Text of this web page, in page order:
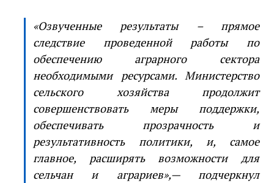
«Озвученные результаты – прямое
следствие проведенной работы по
обеспечению аграрного сектора
необходимыми ресурсами. Министерство
сельского хозяйства продолжит
совершенствовать меры поддержки,
обеспечивать прозрачность и
результативность политики, и, самое
главное, расширять возможности для
сельчан и аграриев»,— подчеркнул